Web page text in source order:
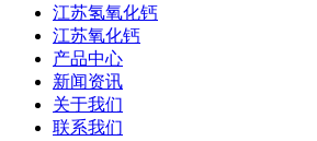
江苏氢氧化钙
江苏氧化钙
产品中心
新闻资讯
关于我们
联系我们